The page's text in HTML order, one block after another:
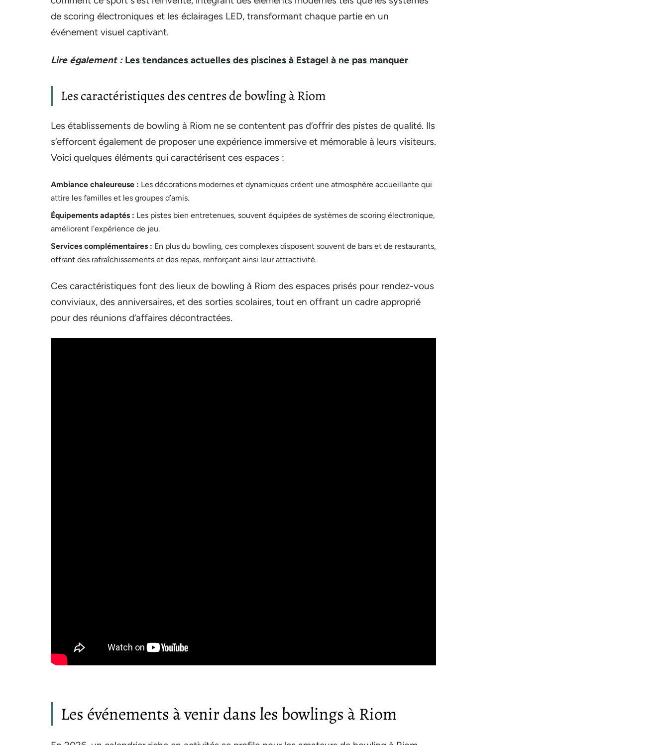
de scoring électroniques et les éclairages LED, transformant chaque partie en un
événement visuel captivant.
Lire également : Les tendances actuelles des piscines à Estagel à ne pas manquer
Les caractéristiques des centres de bowling à Riom
Les établissements de bowling à Riom ne se contentent pas d’offrir des pistes de qualité. Ils
s’efforcent également de proposer une expérience immersive et mémorable à leurs visiteurs.
Voici quelques éléments qui caractérisent ces espaces :
Ambiance chaleureuse : Les décorations modernes et dynamiques créent une atmosphère accueillante qui
attire les familles et les groupes d’amis.
Équipements adaptés : Les pistes bien entretenues, souvent équipées de systèmes de scoring électronique,
améliorent l’expérience de jeu.
Services complémentaires : En plus du bowling, ces complexes disposent souvent de bars et de restaurants,
offrant des rafraîchissements et des repas, renforçant ainsi leur attractivité.
Ces caractéristiques font des lieux de bowling à Riom des espaces prisés pour rendez-vous
conviviaux, des anniversaires, et des sorties scolaires, tout en offrant un cadre approprié
pour des réunions d’affaires décontractées.
Les événements à venir dans les bowlings à Riom